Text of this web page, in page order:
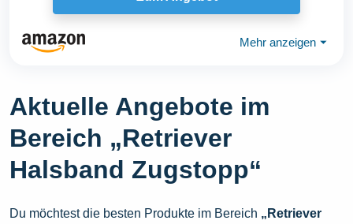
Mehr anzeigen ⏷
Aktuelle Angebote im
Bereich „Retriever
Halsband Zugstopp“
Du möchtest die besten Produkte im Bereich „Retriever